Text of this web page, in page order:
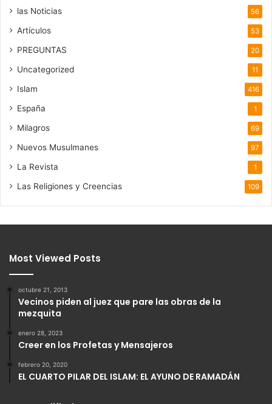
las Noticias 56
Artículos 53
PREGUNTAS 20
Uncategorized 11
Islam 416
España 1
Milagros 69
Nuevos Musulmanes 97
La Revista 1
Las Religiones y Creencias 109
Most Viewed Posts
octubre 21, 2013
Vecinos piden al juez que pare las obras de la
mezquita
enero 28, 2023
Creer en los Profetas y Mensajeros
febrero 20, 2020
EL CUARTO PILAR DEL ISLAM: EL AYUNO DE RAMADÁN